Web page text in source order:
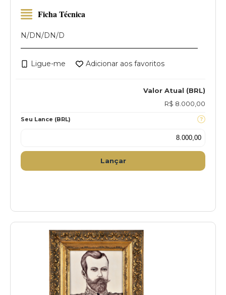
Valor Atual (BRL)
R$ 8.000,00
Seu Lance (BRL)
Lançar
Ficha Técnica
N/DN/DN/D
Ligue-me Adicionar aos favoritos